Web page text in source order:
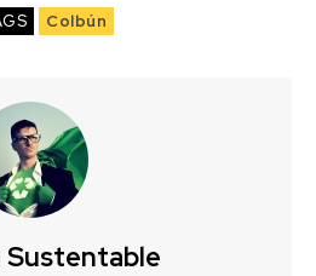
Colbún
Sustentable